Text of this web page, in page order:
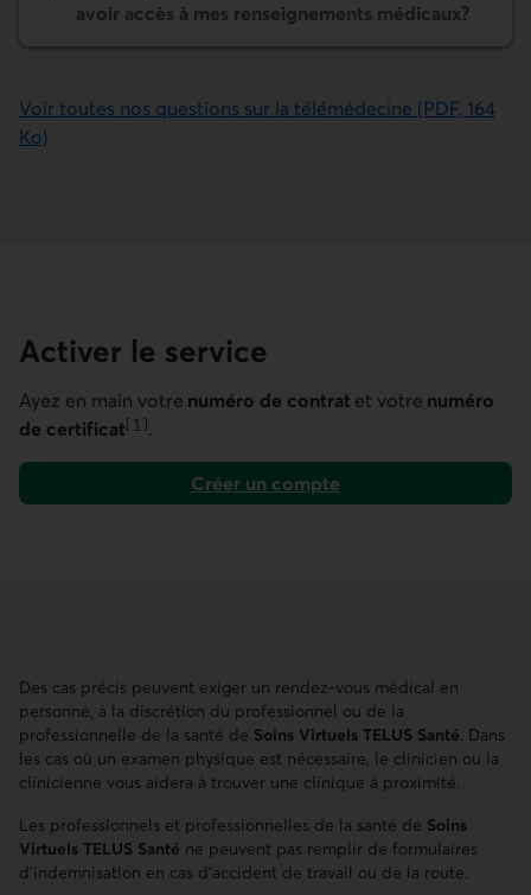
avoir accès à mes renseigne­ments médicaux?
Voir toutes nos questions sur la télémédecine (PDF, 164
Ko)
Activer le service
Ayez en main votre numéro de contrat et votre numéro
de certificat[ 1 ]
Aller à la note
.
Créer un compte
Lien externe au site.
Des cas précis peuvent exiger un rendez-vous médical en
personne, à la discrétion du professionnel ou de la
professionnelle de la santé de Soins Virtuels TELUS Santé. Dans
les cas où un examen physique est nécessaire, le clinicien ou la
clinicienne vous aidera à trouver une clinique à proximité.
Les professionnels et professionnelles de la santé de Soins
Virtuels TELUS Santé ne peuvent pas remplir de formulaires
d’indemnisation en cas d’accident de travail ou de la route.